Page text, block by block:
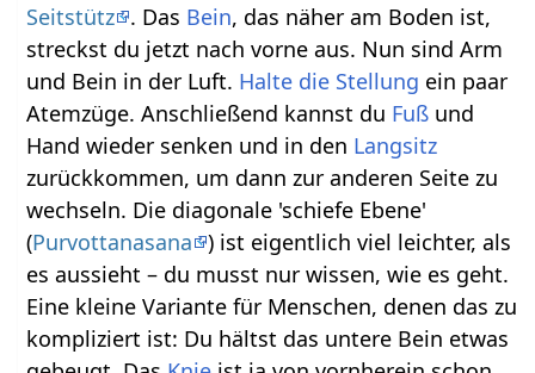
Seitstütz . Das Bein, das näher am Boden ist,
streckst du jetzt nach vorne aus. Nun sind Arm
und Bein in der Luft. Halte die Stellung ein paar
Atemzüge. Anschließend kannst du Fuß und
Hand wieder senken und in den Langsitz
zurückkommen, um dann zur anderen Seite zu
wechseln. Die diagonale 'schiefe Ebene'
(Purvottanasana ) ist eigentlich viel leichter, als
es aussieht – du musst nur wissen, wie es geht.
Eine kleine Variante für Menschen, denen das zu
kompliziert ist: Du hältst das untere Bein etwas